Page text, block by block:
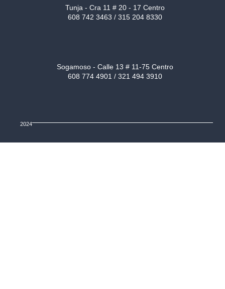
Tunja - Cra 11 # 20 - 17 Centro
608 742 3463 / 315 204 8330
Sogamoso - Calle 13 # 11-75 Centro
608 774 4901 / 321 494 3910
2024